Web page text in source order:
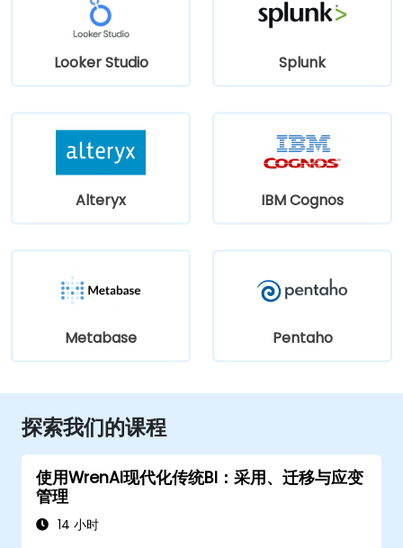
Looker Studio Splunk
Alteryx IBM Cognos
Metabase Pentaho
探索我们的课程
使用WrenAI现代化传统BI：采用、迁移与应变
管理
14 小时